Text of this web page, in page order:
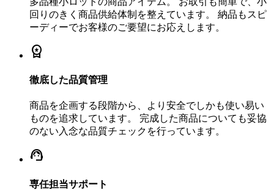
回りのきく商品供給体制を整えています。 納品もスピ
ーディーでお客様のご要望にお応えします。
workspace_premium
徹底した品質管理
商品を企画する段階から、より安全でしかも使い易い
ものを追求しています。 完成した商品についても妥協
のない入念な品質チェックを行っています。
support_agent
専任担当サポート